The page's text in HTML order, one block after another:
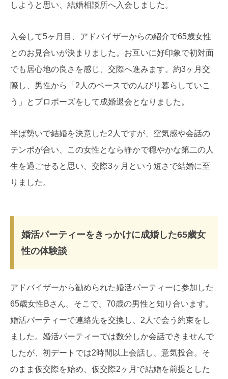
しようと思い、結婚相談所へ入会しました。
入会して5ヶ月目、アドバイザーからの紹介で65歳女性
とのお見合いが決まりました。お互いに好印象で初対面
でも居心地の良さを感じ、交際へ進みます。約3ヶ月交
際し、男性から「2人のペースでのんびり暮らしていこ
う」とプロポーズをして成婚退会となりました。
半ば勢いで結婚を決意した2人ですが、空気感や会話の
テンポが合い、この女性となら静かで穏やかな第二の人
生を過ごせると思い、交際3ヶ月という短さで結婚に至
りました。
婚活パーティーをきっかけに成婚した65歳女
性の体験談
アドバイザーから勧められた婚活パーティーに参加した
65歳女性Bさん。そこで、70歳の男性と知り合います。
婚活パーティーで連絡先を交換し、2人で会う約束をし
ました。婚活パーティーでは数分しか会話できませんで
したが、初デートでは2時間以上会話し、意気投合。そ
のまま仮交際を始め、仮交際2ヶ月で結婚を前提とした